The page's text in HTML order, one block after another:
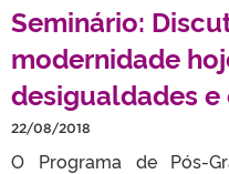
Seminário:
modernidade
desigualdades
22/08/2018
O Programa de Pós-